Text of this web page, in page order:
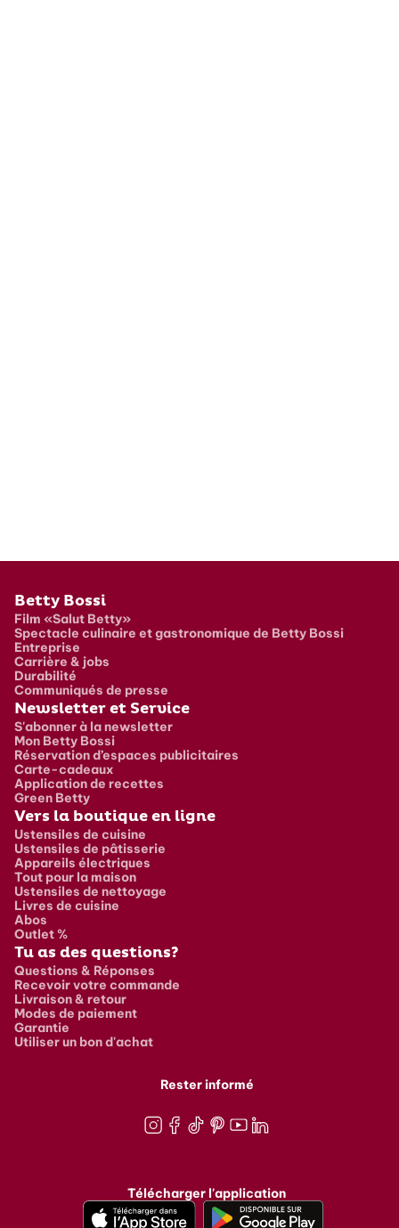
Pied de page
Betty Bossi
Film «Salut Betty»
Spectacle culinaire et gastronomique de Betty Bossi
Entreprise
Carrière & jobs
Durabilité
Communiqués de presse
Newsletter et Service
S'abonner à la newsletter
Mon Betty Bossi
Réservation d’espaces publicitaires
Carte-cadeaux
Application de recettes
Green Betty
Vers la boutique en ligne
Ustensiles de cuisine
Ustensiles de pâtisserie
Appareils électriques
Tout pour la maison
Ustensiles de nettoyage
Livres de cuisine
Abos
Outlet %
Tu as des questions?
Questions & Réponses
Recevoir votre commande
Livraison & retour
Modes de paiement
Garantie
Utiliser un bon d'achat
Rester informé
Télécharger l'application